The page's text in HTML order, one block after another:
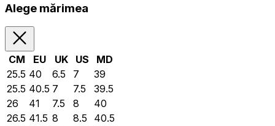
Alege mărimea
CM EU UK US
MD
25.5 40 6.5 7
39
25.5 40.5 7 7.5
39.5
26
41 7.5 8
40
26.5 41.5 8 8.5
40.5